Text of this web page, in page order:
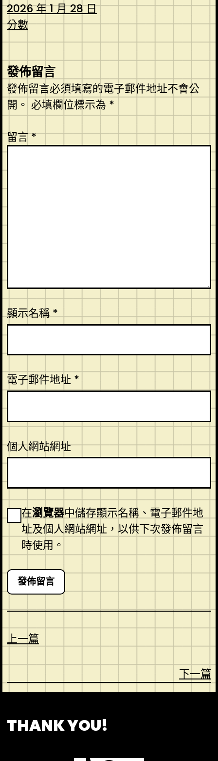
2026 年 1 月 28 日
分數
發佈留言
發佈留言必須填寫的電子郵件地址不會公
開。 必填欄位標示為 *
留言*
顯示名稱*
電子郵件地址 *
個人網站網址
在瀏覽器中儲存顯示名稱、電子郵件地
址及個人網站網址，以供下次發佈留言
時使用。
上一篇
下一篇
THANK YOU!